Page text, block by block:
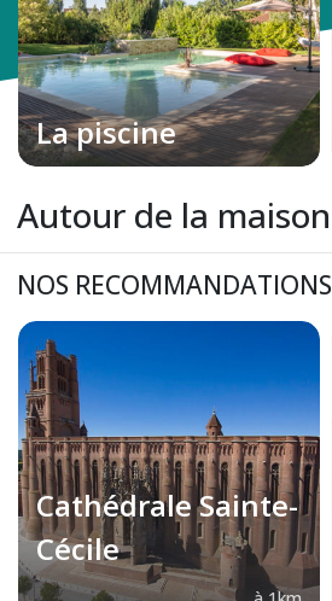
La piscine
Autour de la maison
NOS RECOMMANDATIONS
Cathédrale Sainte-
Cécile